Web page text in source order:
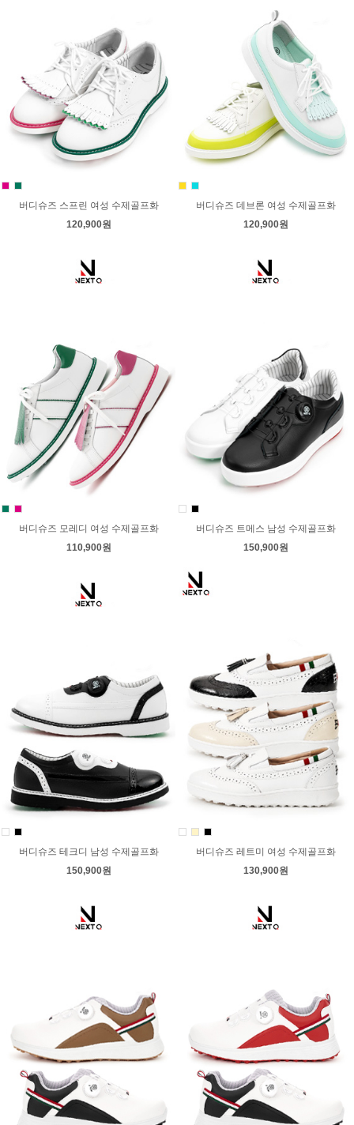
버디슈즈 스프린 여성 수제골프화
120,900원
버디슈즈 데브론 여성 수제골프화
120,900원
버디슈즈 모레디 여성 수제골프화
110,900원
버디슈즈 트메스 남성 수제골프화
150,900원
버디슈즈 테크디 남성 수제골프화
150,900원
버디슈즈 레트미 여성 수제골프화
130,900원